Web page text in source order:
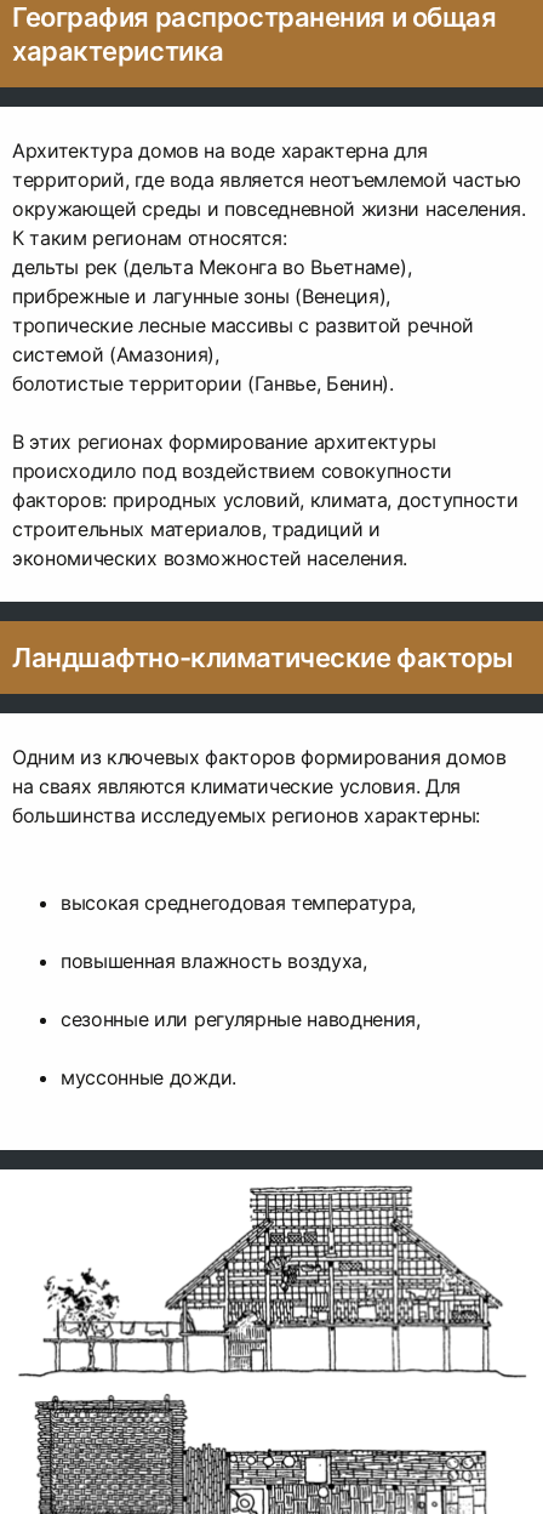
География распространения и общая
характеристика
Архитектура домов на воде характерна для
территорий, где вода является неотъемлемой частью
окружающей среды и повседневной жизни населения.
К таким регионам относятся:
дельты рек (дельта Меконга во Вьетнаме),
прибрежные и лагунные зоны (Венеция),
тропические лесные массивы с развитой речной
системой (Амазония),
болотистые территории (Ганвье, Бенин).
В этих регионах формирование архитектуры
происходило под воздействием совокупности
факторов: природных условий, климата, доступности
строительных материалов, традиций и
экономических возможностей населения.
Ландшафтно-климатические факторы
Одним из ключевых факторов формирования домов
на сваях являются климатические условия. Для
большинства исследуемых регионов характерны:
высокая среднегодовая температура,
повышенная влажность воздуха,
сезонные или регулярные наводнения,
муссонные дожди.